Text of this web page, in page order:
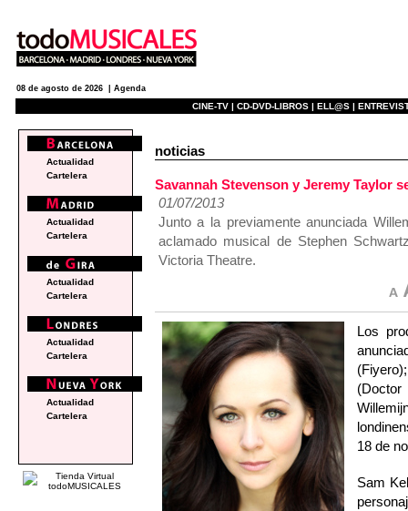
08 de agosto de 2026 | Agenda
CINE-TV | CD-DVD-LIBROS | ELL@S |
noticias
Savannah Stevenson y Jeremy Taylor
01/07/2013
Junto a la previamente anunciada
aclamado musical de Stephen
Victoria Theatre.
Los
18 de
Sam
Actualidad
Cartelera
Actualidad
Cartelera
Actualidad
Cartelera
Actualidad
Cartelera
Actualidad
Cartelera